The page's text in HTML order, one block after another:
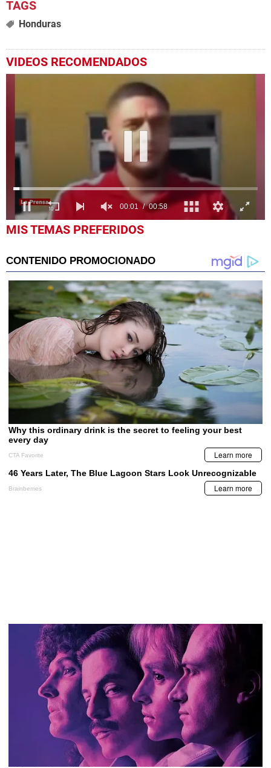
Honduras
VIDEOS RECOMENDADOS
0
seconds
seconds
MIS TEMAS PREFERIDOS